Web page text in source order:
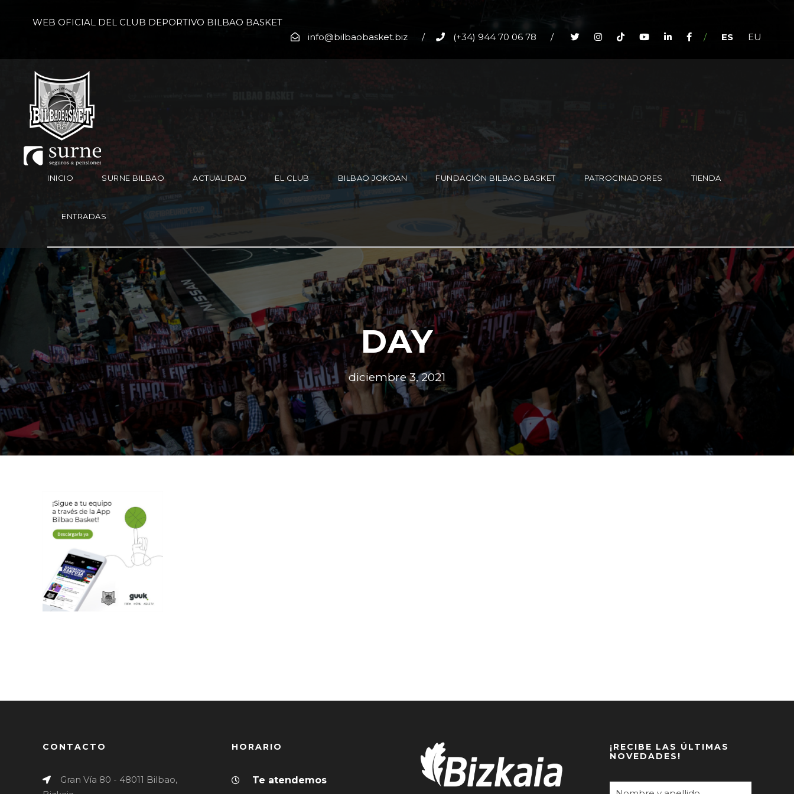
WEB OFICIAL DEL CLUB DEPORTIVO BILBAO BASKET
info@bilbaobasket.biz
/ (+34) 944 70 06 78 / / ES EU
INICIO SURNE BILBAO ACTUALIDAD EL CLUB BILBAO JOKOAN FUNDACIÓN BILBAO BASKET PATROCINADORES TIENDA
ENTRADAS
DAY
diciembre 3, 2021
3 de
diciembre
de 2021
Basket
CONTACTO
Gran Vía 80 - 48011 Bilbao,
HORARIO
Te atendemos
¡RECIBE LAS ÚLTIMAS
NOVEDADES!